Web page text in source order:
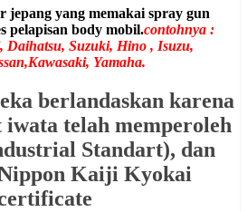
yang memakai spray gun
pelapisan body mobil.contohnya :
Daihatsu, Suzuki, Hino , Isuzu,
Yamaha.
berlandaskan karena
iwata telah memperoleh
Standart), dan
Kaiji Kyokai